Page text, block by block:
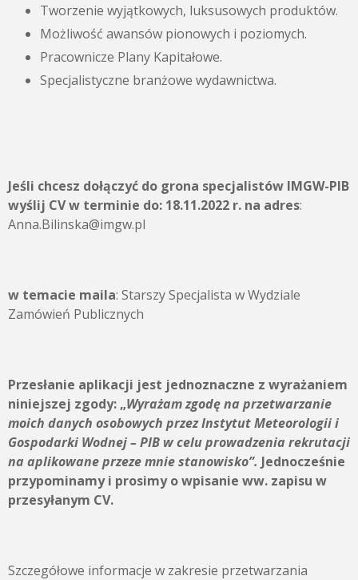
Tworzenie wyjątkowych, luksusowych produktów.
Możliwość awansów pionowych i poziomych.
Pracownicze Plany Kapitałowe.
Specjalistyczne branżowe wydawnictwa.
Jeśli chcesz dołączyć do grona specjalistów IMGW-PIB
wyślij CV w terminie do: 18.11.2022 r. na adres:
Anna.Bilinska@imgw.pl
w temacie maila: Starszy Specjalista w Wydziale
Zamówień Publicznych
Przesłanie aplikacji jest jednoznaczne z wyrażaniem
niniejszej zgody: „Wyrażam zgodę na przetwarzanie
moich danych osobowych przezInstytut Meteorologii i
Gospodarki Wodnej – PIB w celu prowadzenia rekrutacji
na aplikowane przeze mnie stanowisko”. Jednocześnie
przypominamy i prosimy o wpisanie ww. zapisu w
przesyłanym CV.
Szczegółowe informacje w zakresie przetwarzania